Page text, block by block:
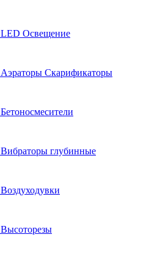
LED Освещение
Аэраторы Скарификаторы
Бетоносмесители
Вибраторы глубинные
Воздуходувки
Высоторезы